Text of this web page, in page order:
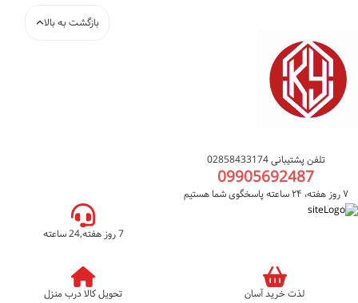
تلفن پشتیبانی 02858433174
09905692487
۷ روز هفته، ۲۴ ساعته پاسخگوی شما هستیم
بازگشت به بالا
7 روز هفته,24 ساعته
لذت خرید آسان تحویل کالا درب منزل